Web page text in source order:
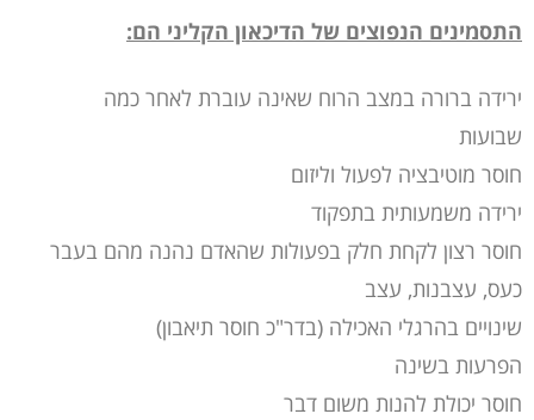
התסמינים הנפוצים של הדיכאון הקליני הם:
ירידה ברורה במצב הרוח שאינה עוברת לאחר כמה
שבועות
חוסר מוטיבציה לפעול וליזום
ירידה משמעותית בתפקוד
חוסר רצון לקחת חלק בפעולות שהאדם נהנה מהם בעבר
כעס, עצבנות, עצב
שינויים בהרגלי האכילה (בדר"כ חוסר תיאבון)
הפרעות בשינה
חוסר יכולת להנות משום דבר